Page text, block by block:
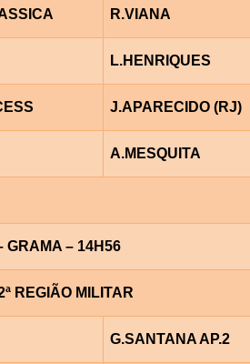
R.VIANA
L.HENRIQUES
J.APARECIDO (RJ)
A.MESQUITA
GRAMA – 14H56
REGIÃO MILITAR
G.SANTANA AP.2